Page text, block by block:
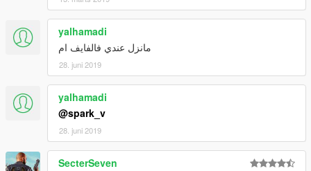
yalhamadi
مانزل عندي فالفايف ام
28. juni 2019
yalhamadi
@spark_v
28. juni 2019
SecterSeven